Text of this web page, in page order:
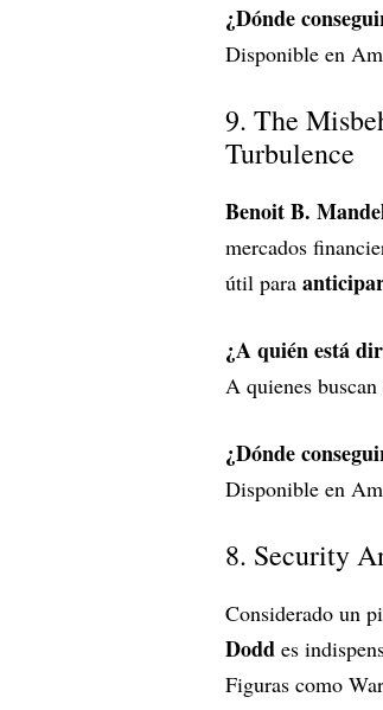
¿Dónde
Disponible en
9. The
Turbulence
Benoit B.
mercados
útil para
¿A quién está
A quienes
¿Dónde
Disponible en
8. Security
Considerado un
Dodd es
Figuras como